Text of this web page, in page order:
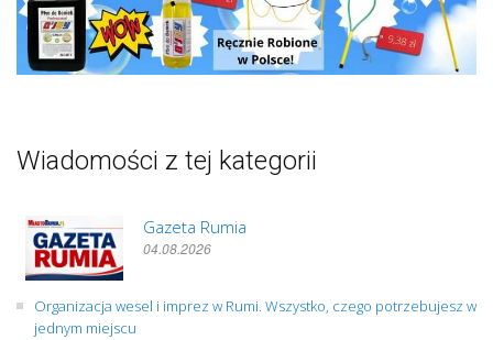
Wiadomości z tej kategorii
Gazeta Rumia
04.08.2026
Organizacja wesel i imprez w Rumi. Wszystko, czego potrzebujesz w
jednym miejscu